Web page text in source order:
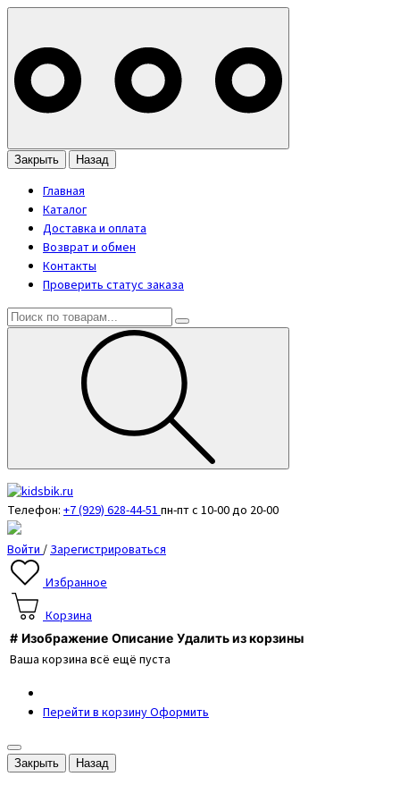
Закрыть Назад
Главная
Каталог
Доставка и оплата
Возврат и обмен
Контакты
Проверить статус заказа
Телефон: +7 (929) 628-44-51пн-пт с 10-00 до 20-00
Войти/Зарегистрироваться
Избранное
Корзина
# Изображение Описание Удалить из корзины
Ваша корзина всё ещё пуста
Перейти в корзинуОформить
Закрыть Назад